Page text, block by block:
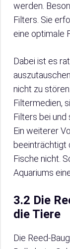
werden.
Filters. Sie
eine optimale
Dabei ist es
nicht zu
Filtermedien,
Filters bei und
Ein weiterer
beeinträchtigt
Fische nicht.
Aquariums
3.2 Die
die Tiere
Die Reed-